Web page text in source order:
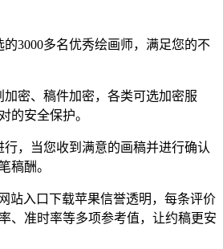
3000多名优秀绘画师，满足您的不
密、稿件加密，各类可选加密服
的安全保护。
，当您收到满意的画稿并进行确认
稿酬。
入口下载苹果信誉透明，每条评价
、准时率等多项参考值，让约稿更安